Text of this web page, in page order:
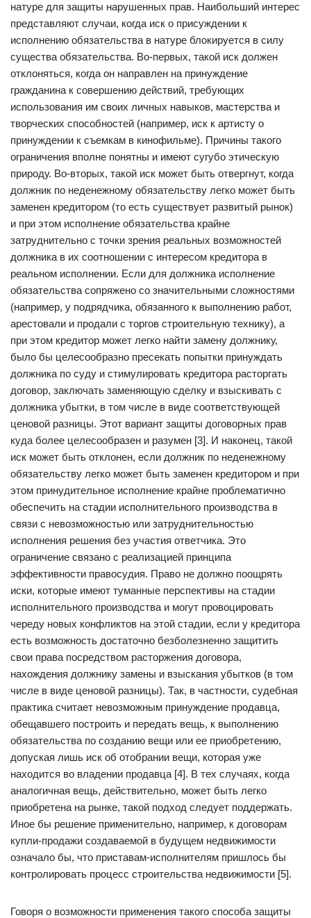
натуре для защиты нарушенных прав. Наибольший интерес
представляют случаи, когда иск о присуждении к
исполнению обязательства в натуре блокируется в силу
существа обязательства. Во-первых, такой иск должен
отклоняться, когда он направлен на принуждение
гражданина к совершению действий, требующих
использования им своих личных навыков, мастерства и
творческих способностей (например, иск к артисту о
принуждении к съемкам в кинофильме). Причины такого
ограничения вполне понятны и имеют сугубо этическую
природу. Во-вторых, такой иск может быть отвергнут, когда
должник по неденежному обязательству легко может быть
заменен кредитором (то есть существует развитый рынок)
и при этом исполнение обязательства крайне
затруднительно с точки зрения реальных возможностей
должника в их соотношении с интересом кредитора в
реальном исполнении. Если для должника исполнение
обязательства сопряжено со значительными сложностями
(например, у подрядчика, обязанного к выполнению работ,
арестовали и продали с торгов строительную технику), а
при этом кредитор может легко найти замену должнику,
было бы целесообразно пресекать попытки принуждать
должника по суду и стимулировать кредитора расторгать
договор, заключать заменяющую сделку и взыскивать с
должника убытки, в том числе в виде соответствующей
ценовой разницы. Этот вариант защиты договорных прав
куда более целесообразен и разумен [3]. И наконец, такой
иск может быть отклонен, если должник по неденежному
обязательству легко может быть заменен кредитором и при
этом принудительное исполнение крайне проблематично
обеспечить на стадии исполнительного производства в
связи с невозможностью или затруднительностью
исполнения решения без участия ответчика. Это
ограничение связано с реализацией принципа
эффективности правосудия. Право не должно поощрять
иски, которые имеют туманные перспективы на стадии
исполнительного производства и могут провоцировать
череду новых конфликтов на этой стадии, если у кредитора
есть возможность достаточно безболезненно защитить
свои права посредством расторжения договора,
нахождения должнику замены и взыскания убытков (в том
числе в виде ценовой разницы). Так, в частности, судебная
практика считает невозможным принуждение продавца,
обещавшего построить и передать вещь, к выполнению
обязательства по созданию вещи или ее приобретению,
допуская лишь иск об отобрании вещи, которая уже
находится во владении продавца [4]. В тех случаях, когда
аналогичная вещь, действительно, может быть легко
приобретена на рынке, такой подход следует поддержать.
Иное бы решение применительно, например, к договорам
купли-продажи создаваемой в будущем недвижимости
означало бы, что приставам-исполнителям пришлось бы
контролировать процесс строительства недвижимости [5].
Говоря о возможности применения такого способа защиты